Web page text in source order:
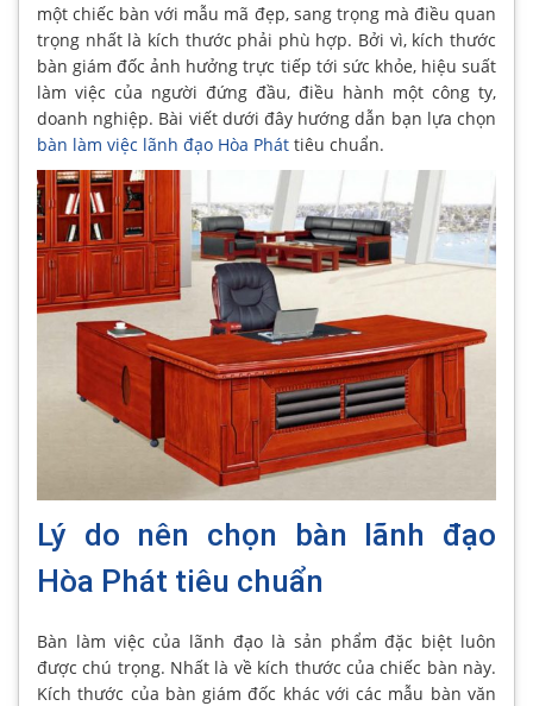
một chiếc bàn với mẫu mã đẹp, sang trọng mà điều quan
trọng nhất là kích thước phải phù hợp. Bởi vì, kích thước
bàn giám đốc ảnh hưởng trực tiếp tới sức khỏe, hiệu suất
làm việc của người đứng đầu, điều hành một công ty,
doanh nghiệp. Bài viết dưới đây hướng dẫn bạn lựa chọn
bàn làm việc lãnh đạo Hòa Phát tiêu chuẩn.
Lý do nên chọn bàn lãnh đạo
Hòa Phát tiêu chuẩn
Bàn làm việc của lãnh đạo là sản phẩm đặc biệt luôn
được chú trọng. Nhất là về kích thước của chiếc bàn này.
Kích thước của bàn giám đốc khác với các mẫu bàn văn